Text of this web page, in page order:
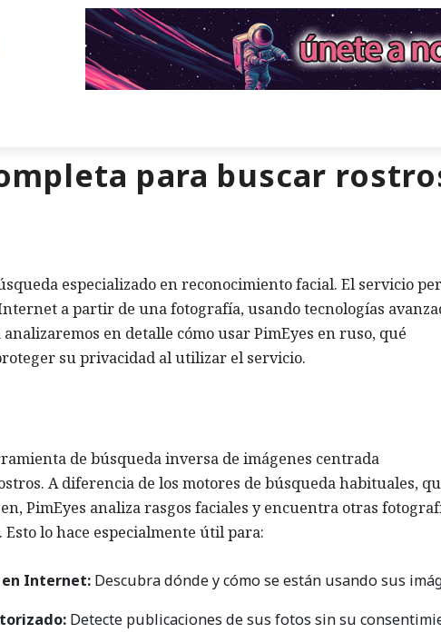
para buscar
especializado en reconocimiento facial. El servicio
a partir de una fotografía, usando tecnologías
en detalle cómo usar PimEyes en ruso, qué
su privacidad al utilizar el servicio.
de búsqueda inversa de imágenes centrada
A diferencia de los motores de búsqueda habituales,
PimEyes analiza rasgos faciales y encuentra otras
lo hace especialmente útil para:
en Internet: Descubra dónde y cómo se están usando sus
Detecte publicaciones de sus fotos sin su